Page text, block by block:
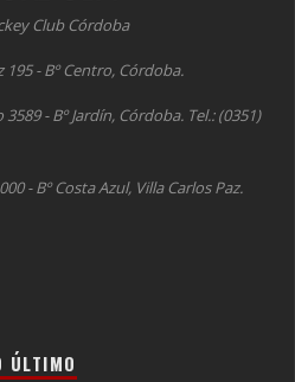
Club Córdoba
195 - Bº Centro, Córdoba.
- Bº Jardín, Córdoba. Tel.: (0351)
- Bº Costa Azul, Villa Carlos Paz.
ÚLTIMO